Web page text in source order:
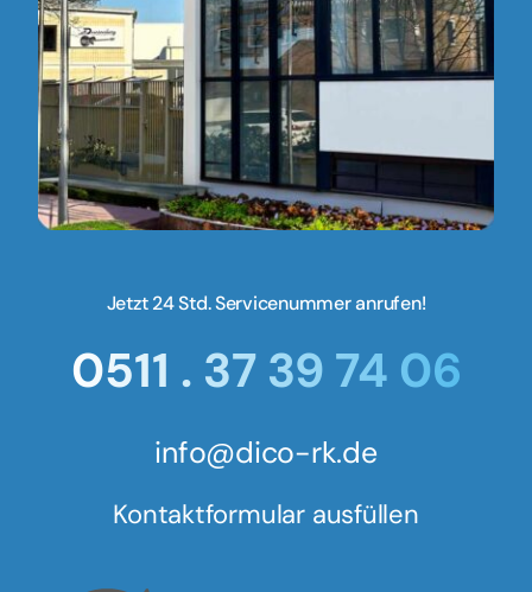
Jetzt 24 Std. Servicenummer anrufen!
0511 . 37 39 74 06
info@dico-rk.de
Kontaktformular ausfüllen